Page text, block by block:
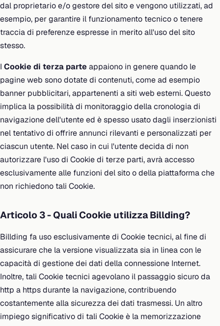
dal proprietario e/o gestore del sito e vengono utilizzati, ad
esempio, per garantire il funzionamento tecnico o tenere
traccia di preferenze espresse in merito all'uso del sito
stesso.
I Cookie di terza parte appaiono in genere quando le
pagine web sono dotate di contenuti, come ad esempio
banner pubblicitari, appartenenti a siti web esterni. Questo
implica la possibilità di monitoraggio della cronologia di
navigazione dell'utente ed è spesso usato dagli inserzionisti
nel tentativo di offrire annunci rilevanti e personalizzati per
ciascun utente. Nel caso in cui l'utente decida di non
autorizzare l'uso di Cookie di terze parti, avrà accesso
esclusivamente alle funzioni del sito o della piattaforma che
non richiedono tali Cookie.
Articolo 3 - Quali Cookie utilizza Billding?
Billding fa uso esclusivamente di Cookie tecnici, al fine di
assicurare che la versione visualizzata sia in linea con le
capacità di gestione dei dati della connessione Internet.
Inoltre, tali Cookie tecnici agevolano il passaggio sicuro da
http a https durante la navigazione, contribuendo
costantemente alla sicurezza dei dati trasmessi. Un altro
impiego significativo di tali Cookie è la memorizzazione